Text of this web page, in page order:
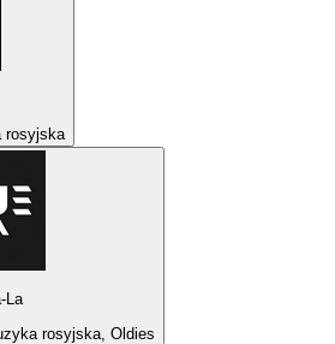
rosyjska
La
rosyjska, Oldies